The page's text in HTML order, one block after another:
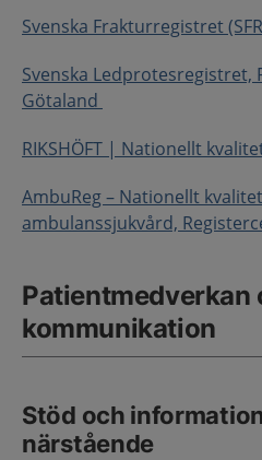
Svenska Frakturregistret
Svenska Ledprotesregistret,
Götaland
RIKSHÖFT | Nationellt
AmbuReg – Nationellt
ambulanssjukvård,
Patientmedverkan
kommunikation
Stöd och
närstående